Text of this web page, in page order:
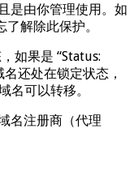
是由你管理使用。如
解除此保护。
如果是 “Status:
还处在锁定状态，
名可以转移。
名注册商（代理